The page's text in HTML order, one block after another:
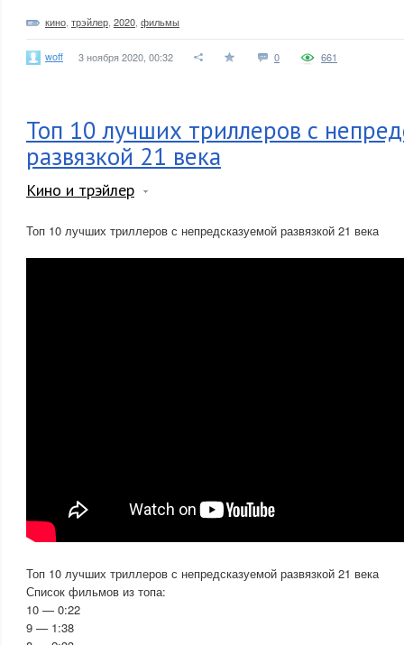
кино трэйлер 2020 фильмы
woff 3 ноября 2020, 00:32 0 661
Топ 10 лучших триллеров с
развязкой 21 века
Кино и трэйлер
Топ 10 лучших триллеров с непредсказуемой развязкой 21 века
Топ 10 лучших триллеров с непредсказуемой развязкой 21 века
Список фильмов из топа:
10 — 0:22
9 — 1:38